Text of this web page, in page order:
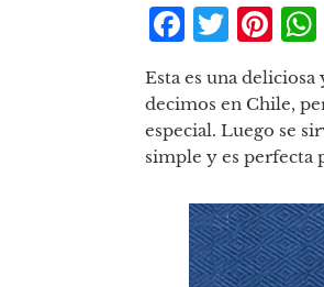
Esta es una
decimos en Chile,
especial. Luego se
simple y es perfecta